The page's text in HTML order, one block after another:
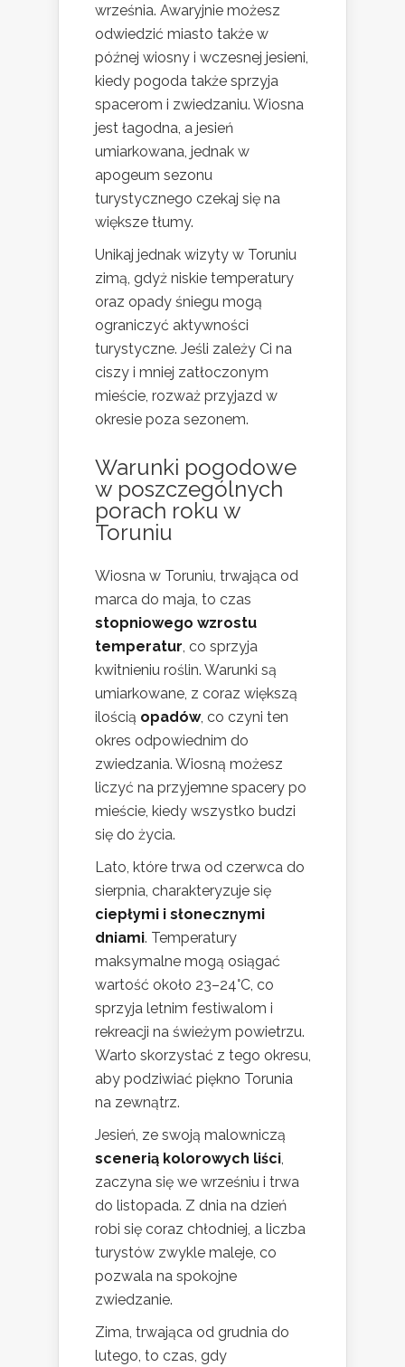
września. Awaryjnie możesz
odwiedzić miasto także w
późnej wiosny i wczesnej jesieni,
kiedy pogoda także sprzyja
spacerom i zwiedzaniu. Wiosna
jest łagodna, a jesień
umiarkowana, jednak w
apogeum sezonu
turystycznego czekaj się na
większe tłumy.
Unikaj jednak wizyty w Toruniu
zimą, gdyż niskie temperatury
oraz opady śniegu mogą
ograniczyć aktywności
turystyczne. Jeśli zależy Ci na
ciszy i mniej zatłoczonym
mieście, rozważ przyjazd w
okresie poza sezonem.
Warunki pogodowe
w poszczególnych
porach roku w
Toruniu
Wiosna w Toruniu, trwająca od
marca do maja, to czas
stopniowego wzrostu
temperatur , co sprzyja
kwitnieniu roślin. Warunki są
umiarkowane, z coraz większą
ilością opadów, co czyni ten
okres odpowiednim do
zwiedzania. Wiosną możesz
liczyć na przyjemne spacery po
mieście, kiedy wszystko budzi
się do życia.
Lato, które trwa od czerwca do
sierpnia, charakteryzuje się
ciepłymi i słonecznymi
dniami. Temperatury
maksymalne mogą osiągać
wartość około 23–24°C, co
sprzyja letnim festiwalom i
rekreacji na świeżym powietrzu.
Warto skorzystać z tego okresu,
aby podziwiać piękno Torunia
na zewnątrz.
Jesień, ze swoją malowniczą
scenerią kolorowych liści
zaczyna się we wrześniu i trwa
do listopada. Z dnia na dzień
robi się coraz chłodniej, a liczba
turystów zwykle maleje, co
pozwala na spokojne
zwiedzanie.
Zima, trwająca od grudnia do
lutego, to czas, gdy